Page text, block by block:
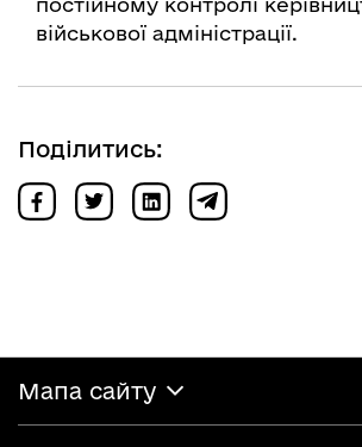
військової адміністрації.
Поділитись:
Мапа сайту